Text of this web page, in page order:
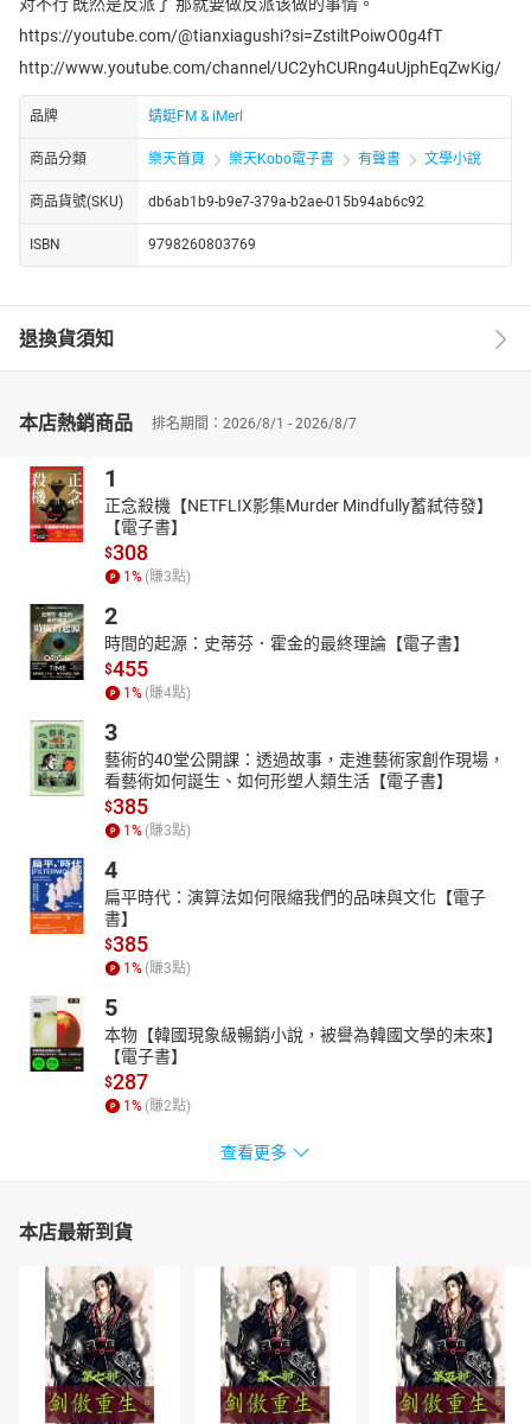
https://youtube.com/@tianxiagushi?si=ZstiltPoiwO0g4fT
http://www.youtube.com/channel/UC2yhCURng4uUjphEqZwKig/
品牌 蜻蜓FM & iMerl
商品分類 樂天首頁 樂天Kobo電子書 有聲書 文學小說
商品貨號(SKU) db6ab1b9-b9e7-379a-b2ae-015b94ab6c92
ISBN 9798260803769
退換貨須知
本店熱銷商品 排名期間：2026/8/1 - 2026/8/7
1
正念殺機【NETFLIX影集Murder Mindfully蓄弒待發】
【電子書】
$308
1 % (賺3點)
2
時間的起源：史蒂芬．霍金的最終理論【電子書】
$455
1 % (賺4點)
3
藝術的40堂公開課：透過故事，走進藝術家創作現場，
看藝術如何誕生、如何形塑人類生活【電子書】
$385
1 % (賺3點)
4
扁平時代：演算法如何限縮我們的品味與文化【電子
書】
$385
1 % (賺3點)
5
本物【韓國現象級暢銷小說，被譽為韓國文學的未來】
【電子書】
$287
1 % (賺2點)
查看更多
本店最新到貨